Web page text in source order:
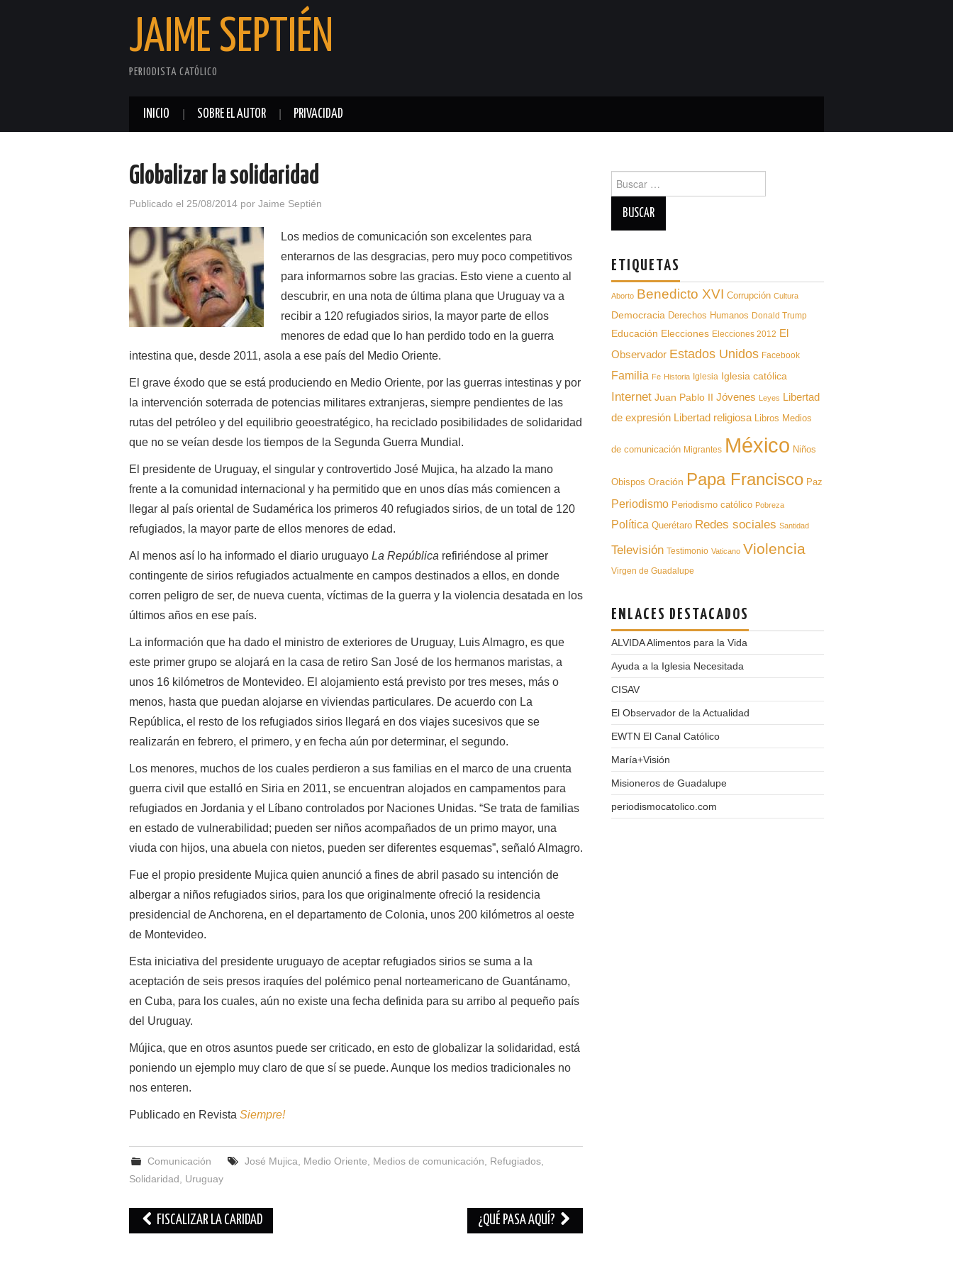
JAIME SEPTIÉN
PERIODISTA CATÓLICO
INICIO SOBRE EL AUTOR PRIVACIDAD
Globalizar la solidaridad
Publicado el 25/08/2014 por Jaime Septién
Los medios de comunicación son excelentes para
enterarnos de las desgracias, pero muy poco competitivos
para informarnos sobre las gracias. Esto viene a cuento al
descubrir, en una nota de última plana que Uruguay va a
recibir a 120 refugiados sirios, la mayor parte de ellos
menores de edad que lo han perdido todo en la guerra
intestina que, desde 2011, asola a ese país del Medio Oriente.
El grave éxodo que se está produciendo en Medio Oriente, por las guerras intestinas y por
la intervención soterrada de potencias militares extranjeras, siempre pendientes de las
rutas del petróleo y del equilibrio geoestratégico, ha reciclado posibilidades de solidaridad
que no se veían desde los tiempos de la Segunda Guerra Mundial.
El presidente de Uruguay, el singular y controvertido José Mujica, ha alzado la mano
frente a la comunidad internacional y ha permitido que en unos días más comiencen a
llegar al país oriental de Sudamérica los primeros 40 refugiados sirios, de un total de 120
refugiados, la mayor parte de ellos menores de edad.
Al menos así lo ha informado el diario uruguayo La República refiriéndose al primer
contingente de sirios refugiados actualmente en campos destinados a ellos, en donde
corren peligro de ser, de nueva cuenta, víctimas de la guerra y la violencia desatada en los
últimos años en ese país.
La información que ha dado el ministro de exteriores de Uruguay, Luis Almagro, es que
este primer grupo se alojará en la casa de retiro San José de los hermanos maristas, a
unos 16 kilómetros de Montevideo. El alojamiento está previsto por tres meses, más o
menos, hasta que puedan alojarse en viviendas particulares. De acuerdo con La
República, el resto de los refugiados sirios llegará en dos viajes sucesivos que se
realizarán en febrero, el primero, y en fecha aún por determinar, el segundo.
Los menores, muchos de los cuales perdieron a sus familias en el marco de una cruenta
guerra civil que estalló en Siria en 2011, se encuentran alojados en campamentos para
refugiados en Jordania y el Líbano controlados por Naciones Unidas. “Se trata de familias
en estado de vulnerabilidad; pueden ser niños acompañados de un primo mayor, una
viuda con hijos, una abuela con nietos, pueden ser diferentes esquemas”, señaló Almagro.
Fue el propio presidente Mujica quien anunció a fines de abril pasado su intención de
albergar a niños refugiados sirios, para los que originalmente ofreció la residencia
presidencial de Anchorena, en el departamento de Colonia, unos 200 kilómetros al oeste
de Montevideo.
Esta iniciativa del presidente uruguayo de aceptar refugiados sirios se suma a la
aceptación de seis presos iraquíes del polémico penal norteamericano de Guan­tánamo,
en Cuba, para los cuales, aún no existe una fecha definida para su arribo al pequeño país
del Uru­guay.
Mújica, que en otros asuntos puede ser criticado, en esto de globalizar la solidaridad, está
poniendo un ejemplo muy claro de que sí se puede. Aunque los medios tradicionales no
nos enteren.
Publicado en Revista Siempre!
Comunicación José Mujica Medio Oriente Medios de comunicación Refugiados,
Solidaridad
Uruguay
Navegación
de
FISCALIZAR LA CARIDAD ¿QUÉ PASA AQUÍ?
para:
ETIQUETAS
Aborto Benedicto XVI Corrupción Cultura
Democracia Derechos Humanos Donald Trump
Educación Elecciones Elecciones 2012 El
Observador Estados Unidos Facebook
Familia Fe Historia Iglesia Iglesia católica
Internet Juan Pablo II Jóvenes Leyes Libertad
de expresión Libertad religiosa Libros Medios
de comunicación Migrantes México Niños
Obispos Oración Papa Francisco Paz
Periodismo Periodismo católico Pobreza
Política Querétaro Redes sociales Santidad
Televisión Testimonio Vaticano Violencia
Virgen de Guadalupe
ENLACES DESTACADOS
ALVIDA Alimentos para la Vida
Ayuda a la Iglesia Necesitada
CISAV
El Observador de la Actualidad
EWTN El Canal Católico
María+Visión
Misioneros de Guadalupe
periodismocatolico.com